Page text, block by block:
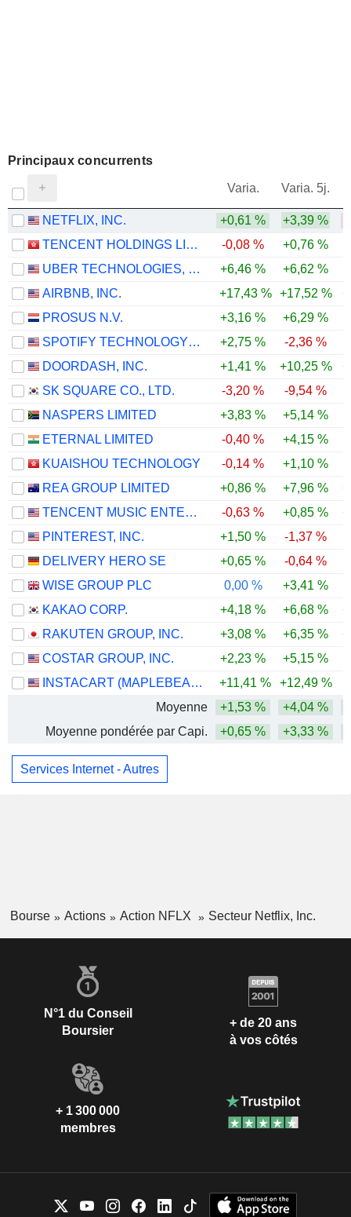
Principaux concurrents
Varia. Varia. 5j.
NETFLIX, INC.
+0,61 % +3,39 %
TENCENT HOLDINGS LIMITED
-0,08 % +0,76 %
UBER TECHNOLOGIES, INC.
+6,46 % +6,62 %
AIRBNB, INC.
+17,43 % +17,52 %
PROSUS N.V.
+3,16 % +6,29 %
SPOTIFY TECHNOLOGY S.A.
+2,75 % -2,36 %
DOORDASH, INC.
+1,41 % +10,25 %
SK SQUARE CO., LTD.
-3,20 % -9,54 %
NASPERS LIMITED
+3,83 % +5,14 %
ETERNAL LIMITED
-0,40 % +4,15 %
KUAISHOU TECHNOLOGY
-0,14 % +1,10 %
REA GROUP LIMITED
+0,86 % +7,96 %
TENCENT MUSIC ENTERTAINMENT GROUP
-0,63 % +0,85 %
PINTEREST, INC.
+1,50 % -1,37 %
DELIVERY HERO SE
+0,65 % -0,64 %
WISE GROUP PLC
0,00 % +3,41 %
KAKAO CORP.
+4,18 % +6,68 %
RAKUTEN GROUP, INC.
+3,08 % +6,35 %
COSTAR GROUP, INC.
+2,23 % +5,15 %
INSTACART (MAPLEBEAR)
+11,41 % +12,49 %
Moyenne
+1,53 % +4,04 %
Moyenne pondérée par Capi.
+0,65 % +3,33 %
Services Internet - Autres
Bourse Actions Action NFLX Secteur Netflix, Inc.
N°1 du Conseil
Boursier
+ de 20 ans
à vos côtés
+ 1 300 000
membres